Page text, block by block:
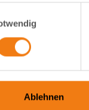
Ablehnen
1,5 cm (Ausgleich
leeren/ablaufen